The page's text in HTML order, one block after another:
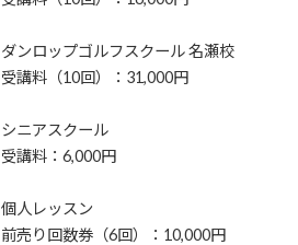
ダンロップゴルフスクール 名瀬校
受講料（10回）：31,000円
シニアスクール
受講料：6,000円
個人レッスン
前売り回数券（6回）：10,000円